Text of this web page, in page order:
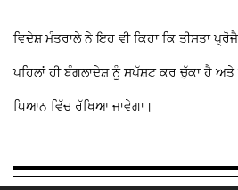
ਵਿਦੇਸ਼ ਮੰਤਰਾਲੇ ਨੇ ਇਹ ਵੀ ਕਿਹਾ ਕਿ ਤੀਸਤਾ
ਪਹਿਲਾਂ ਹੀ ਬੰਗਲਾਦੇਸ਼ ਨੂੰ ਸਪੱਸ਼ਟ ਕਰ ਚੁੱਕਾ ਹੈ ਅਤੇ
ਧਿਆਨ ਵਿੱਚ ਰੱਖਿਆ ਜਾਵੇਗਾ।